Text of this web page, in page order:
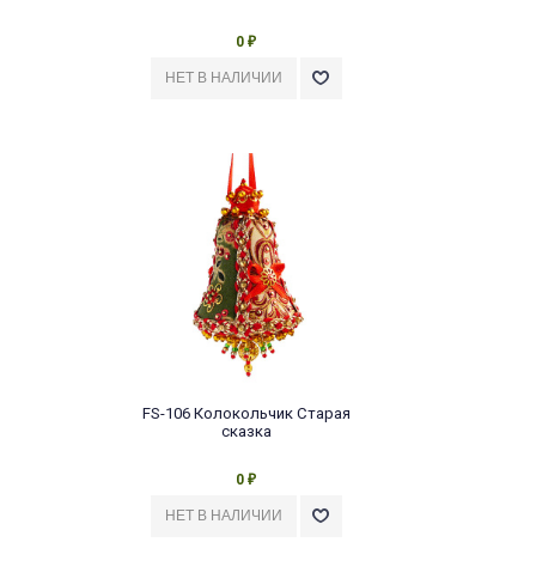
0 ₽
FS-106 Колокольчик Старая
сказка
0 ₽